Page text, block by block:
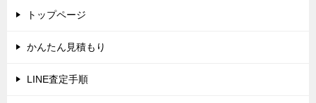
トップページ
かんたん見積もり
LINE査定手順